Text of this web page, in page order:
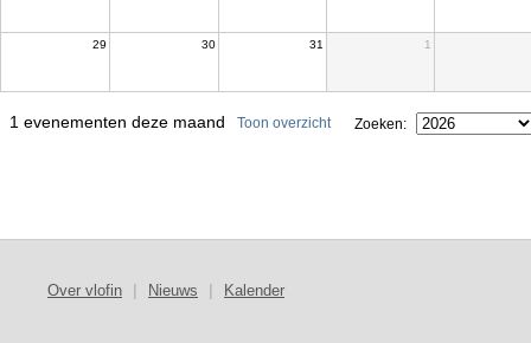
29 30 31 1
1 evenementen deze maand Toon overzicht Zoeken:
Over vlofin Nieuws Kalender